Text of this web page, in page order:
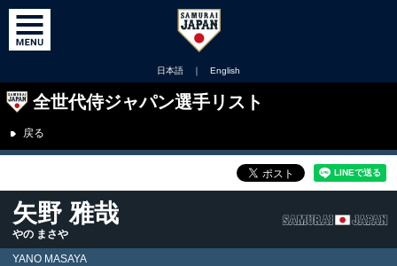
日本語 ｜ English
全世代侍ジャパン選手リスト
戻る
矢野 雅哉
やの まさや
YANO MASAYA